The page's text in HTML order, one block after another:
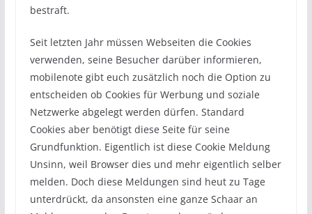
bestraft.
Seit letzten Jahr müssen Webseiten die Cookies
verwenden, seine Besucher darüber informieren,
mobilenote gibt euch zusätzlich noch die Option zu
entscheiden ob Cookies für Werbung und soziale
Netzwerke abgelegt werden dürfen. Standard
Cookies aber benötigt diese Seite für seine
Grundfunktion. Eigentlich ist diese Cookie Meldung
Unsinn, weil Browser dies und mehr eigentlich selber
melden. Doch diese Meldungen sind heut zu Tage
unterdrückt, da ansonsten eine ganze Schaar an